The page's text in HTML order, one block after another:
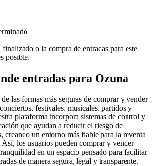
finalizado o la compra de entradas para este
posible.
entradas para Ozuna
las formas más seguras de comprar y vender
festivales, musicales, partidos y
plataforma incorpora sistemas de control y
que ayudan a reducir el riesgo de
creando un entorno más fiable para la reventa
Así, los usuarios pueden comprar y vender
en un espacio pensado para facilitar
de manera segura, legal y transparente.